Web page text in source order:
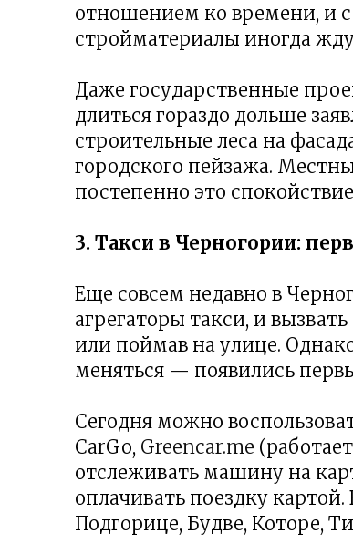
отношением ко времени, и
стройматериалы иногда
Даже государственные
длиться гораздо дольше
строительные леса на
городского пейзажа.
постепенно это
3. Такси в Черногории:
Еще совсем недавно в
агрегаторы такси, и
или поймав на улице.
меняться — появились
Сегодня можно
CarGo, Greencar.me
отслеживать машину на
оплачивать поездку
Подгорице, Будве, Которе,